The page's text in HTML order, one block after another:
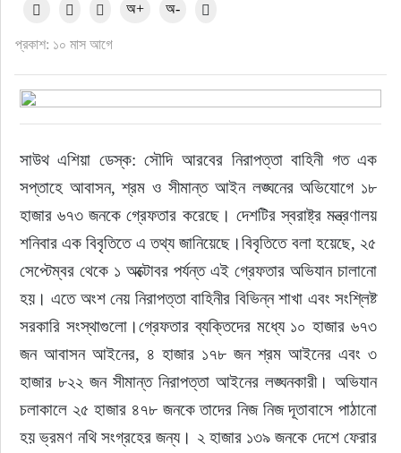
মার্কিন যুক্তরাষ্ট্র
নিউইয়র্ক
ইউরোপ
জাতীয়
তারুণ্য
সময়ের প্রলাপ
প্রকাশ: ১০ মাস আগে
অ+ অ-
সাউথ এশিয়া ডেস্ক: সৌদি আরবের নিরাপত্তা বাহিনী গত এক
সপ্তাহে আবাসন, শ্রম ও সীমান্ত আইন লঙ্ঘনের অভিযোগে ১৮
হাজার ৬৭৩ জনকে গ্রেফতার করেছে। দেশটির স্বরাষ্ট্র মন্ত্রণালয়
শনিবার এক বিবৃতিতে এ তথ্য জানিয়েছে।বিবৃতিতে বলা হয়েছে, ২৫
সেপ্টেম্বর থেকে ১ অক্টোবর পর্যন্ত এই গ্রেফতার অভিযান চালানো
হয়। এতে অংশ নেয় নিরাপত্তা বাহিনীর বিভিন্ন শাখা এবং সংশ্লিষ্ট
সরকারি সংস্থাগুলো।গ্রেফতার ব্যক্তিদের মধ্যে ১০ হাজার ৬৭৩
জন আবাসন আইনের, ৪ হাজার ১৭৮ জন শ্রম আইনের এবং ৩
হাজার ৮২২ জন সীমান্ত নিরাপত্তা আইনের লঙ্ঘনকারী। অভিযান
চলাকালে ২৫ হাজার ৪৭৮ জনকে তাদের নিজ নিজ দূতাবাসে পাঠানো
হয় ভ্রমণ নথি সংগ্রহের জন্য। ২ হাজার ১৩৯ জনকে দেশে ফেরার